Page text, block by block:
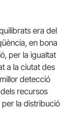
era del
en bona
per la igualtat
a la ciutat des
detecció
recursos
per la distribució